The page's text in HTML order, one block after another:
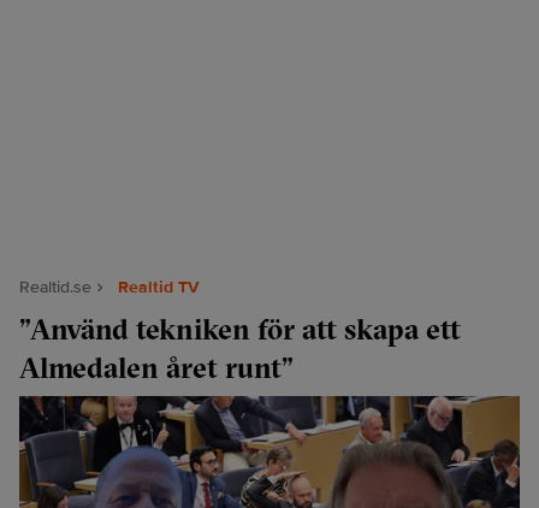
Realtid.se Realtid TV
”Använd tekniken för att skapa ett
Almedalen året runt”